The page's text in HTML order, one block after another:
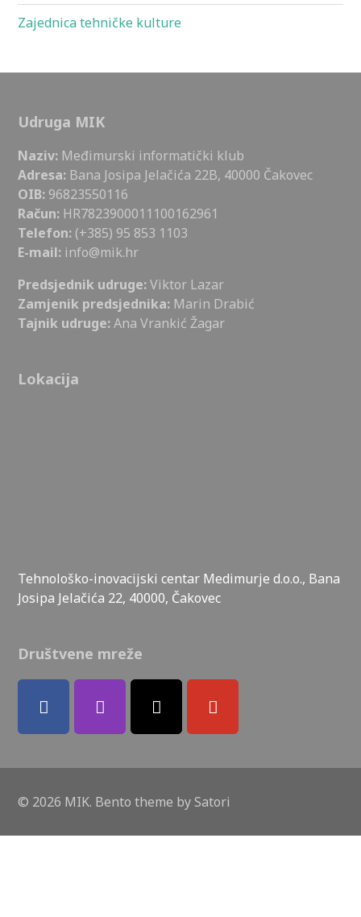
Zajednica tehničke kulture
Udruga MIK
Naziv: Međimurski informatički klub
Adresa: Bana Josipa Jelačića 22B, 40000 Čakovec
OIB: 96823550116
Račun: HR7823900011100162961
Telefon: (+385) 95 853 1103
E-mail: info@mik.hr
Predsjednik udruge:Viktor Lazar
Zamjenik predsjednika: Marin Drabić
Tajnik udruge:Ana Vrankić Žagar
Lokacija
Tehnološko-inovacijski centar Medimurje d.o.o., Bana
Josipa Jelačića 22, 40000, Čakovec
Društvene mreže
© 2026 MIK. Bento theme by Satori